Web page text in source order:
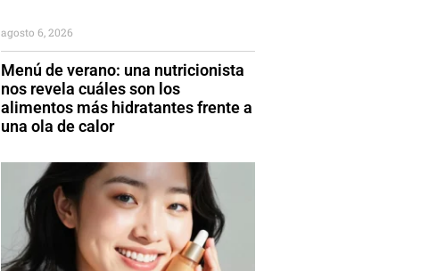
Menú de verano: una nutricionista
nos revela cuáles son los
alimentos más hidratantes frente a
una ola de calor
agosto 6, 2026